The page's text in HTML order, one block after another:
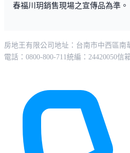
春福川玥銷售現場之宣傳品為準。
房地王有限公司 地址：台南市中西區南
電話：0800-800-711統編：24420050信